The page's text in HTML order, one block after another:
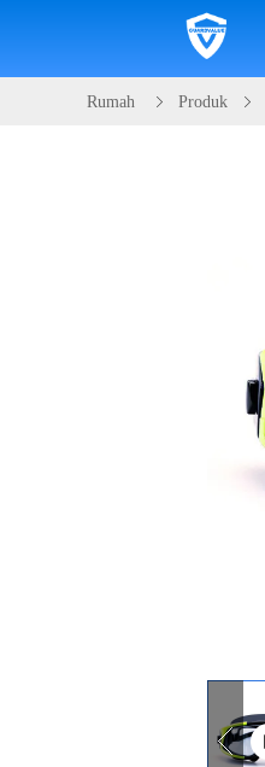
Rumah Produk